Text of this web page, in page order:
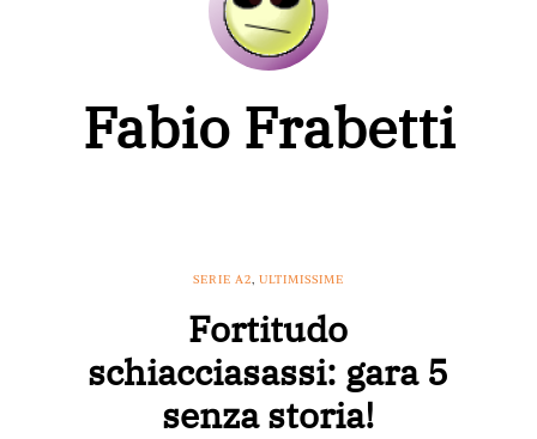
Fabio Frabetti
SERIE A2, ULTIMISSIME
Fortitudo
schiacciasassi: gara 5
senza storia!